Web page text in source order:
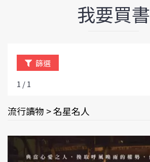
我要買書
篩選
1 / 1
流行讀物 > 名星名人